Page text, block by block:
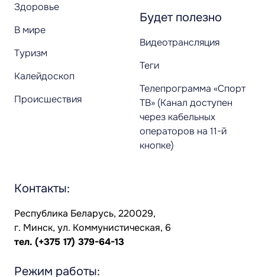
Здоровье
В мире
Туризм
Калейдоскоп
Происшествия
Будет полезно
Видеотрансляция
Теги
Телепрограмма «Спорт
ТВ» (Канал доступен
через кабельных
операторов на 11-й
кнопке)
Контакты:
Республика Беларусь, 220029,
г. Минск, ул. Коммунистическая, 6
тел. (+375 17) 379-64-13
Режим работы: